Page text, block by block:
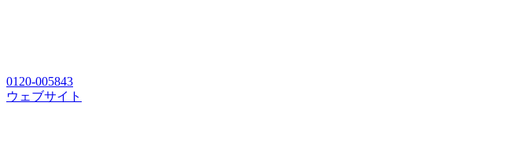
0120-005843
ウェブサイト